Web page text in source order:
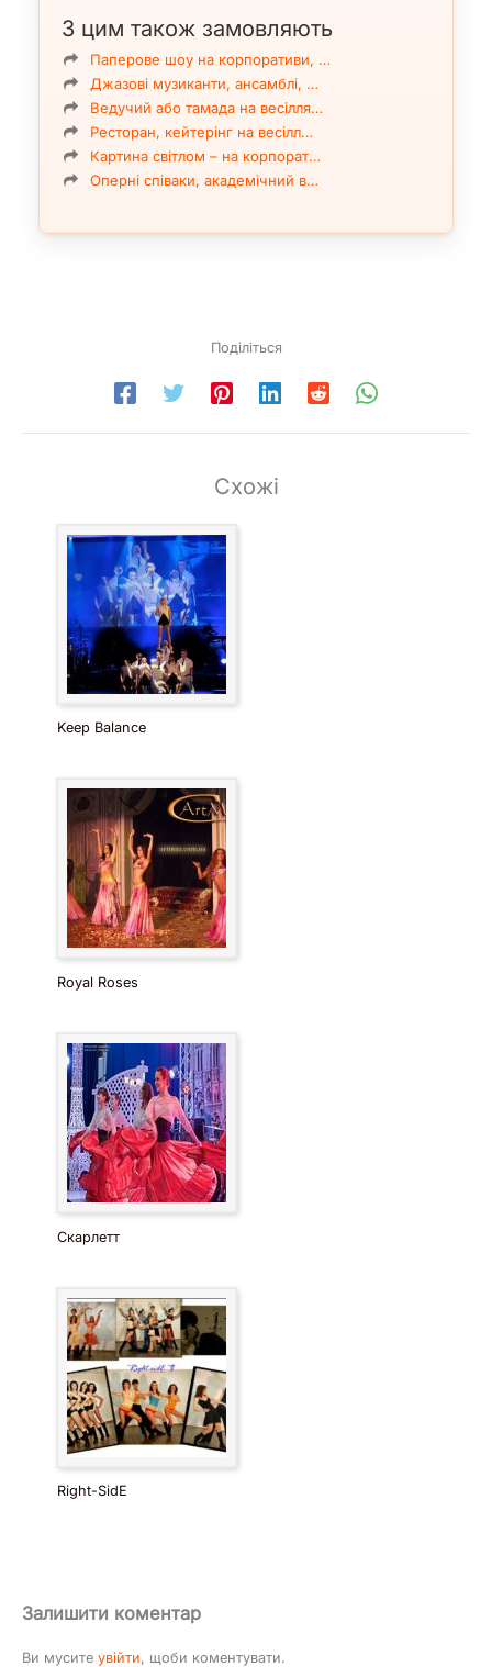
З цим також замовляють
Паперове шоу на корпоративи, …
Джазові музиканти, ансамблі, …
Ведучий або тамада на весілля…
Ресторан, кейтерінг на весілл…
Картина світлом – на корпорат…
Оперні співаки, академічний в…
Поділіться
Схожі
Keep Balance
Royal Roses
Скарлетт
Right-SidE
Залишити коментар
Ви мусите увійти, щоби коментувати.